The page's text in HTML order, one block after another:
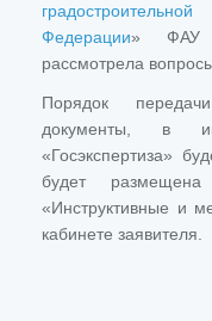
Федерации» ФАУ
рассмотрела
Порядок
документы, в
«Госэкспертиза»
будет
«Инструктивные и
кабинете заявителя.